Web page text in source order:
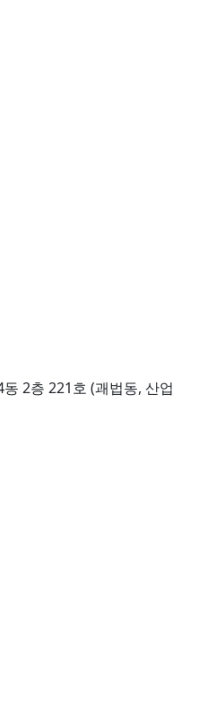
2층 221호 (괘법동, 산업